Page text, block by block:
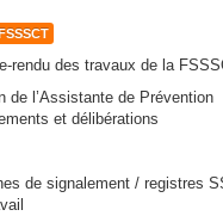
rendu des travaux de la
de l’Assistante de Prévention
et délibérations
de signalement / registres